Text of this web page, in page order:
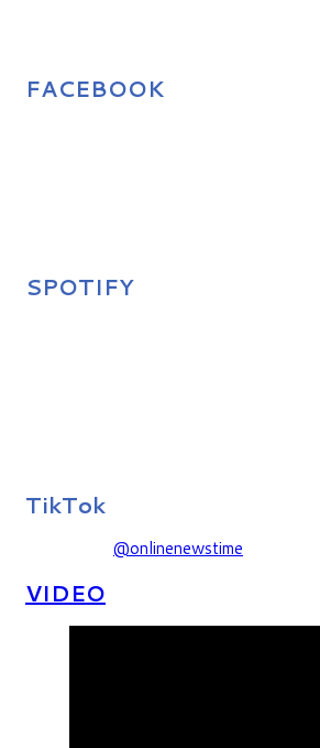
FACEBOOK
SPOTIFY
TikTok
@onlinenewstime
VIDEO